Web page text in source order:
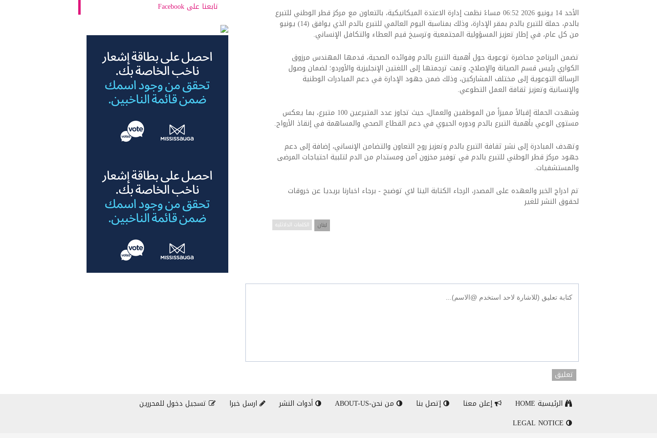
تابعنا على Facebook
الأحد 14 يونيو 2026 06:52 مساءً نظمت إدارة الاعتدة الميكانيكية، بالتعاون مع مركز قطر الوطني للتبرع
بالدم، حملة للتبرع بالدم بمقر الإدارة، وذلك بمناسبة اليوم العالمي للتبرع بالدم الذي يوافق (14) يونيو
من كل عام، في إطار تعزيز المسؤولية المجتمعية وترسيخ قيم العطاء والتكافل الإنساني.
تضمن البرنامج محاضرة توعوية حول أهمية التبرع بالدم وفوائده الصحية، قدمها المهندس مرزوق
الكواري رئيس قسم الصيانة والإصلاح، وتمت ترجمتها إلى اللغتين الإنجليزية والأوردو؛ لضمان وصول
الرسالة التوعوية إلى مختلف المشاركين، وذلك ضمن جهود الإدارة في دعم المبادرات الوطنية
والإنسانية وتعزيز ثقافة العمل التطوعي.
وشهدت الحملة إقبالاً مميزاً من الموظفين والعمال، حيث تجاوز عدد المتبرعين 100 متبرع، بما يعكس
مستوى الوعي بأهمية التبرع بالدم ودوره الحيوي في دعم القطاع الصحي والمساهمة في إنقاذ الأرواح.
وتهدف المبادرة إلى نشر ثقافة التبرع بالدم وتعزيز روح التعاون والتضامن الإنساني، إضافة إلى دعم
جهود مركز قطر الوطني للتبرع بالدم في توفير مخزون آمن ومستدام من الدم لتلبية احتياجات المرضى
والمستشفيات.
تم ادراج الخبر والعهده على المصدر، الرجاء الكتابة الينا لاي توضبح - برجاء اخبارنا بريديا عن خروقات
لحقوق النشر للغير
الكلمات الدلائليه لبنان
تعليق
الرئيسية HOME إعلن معنا إتصل بنا من نحن-ABOUT-US أدوات النشر ارسل خبرا
تسجيل دخول للمحررين